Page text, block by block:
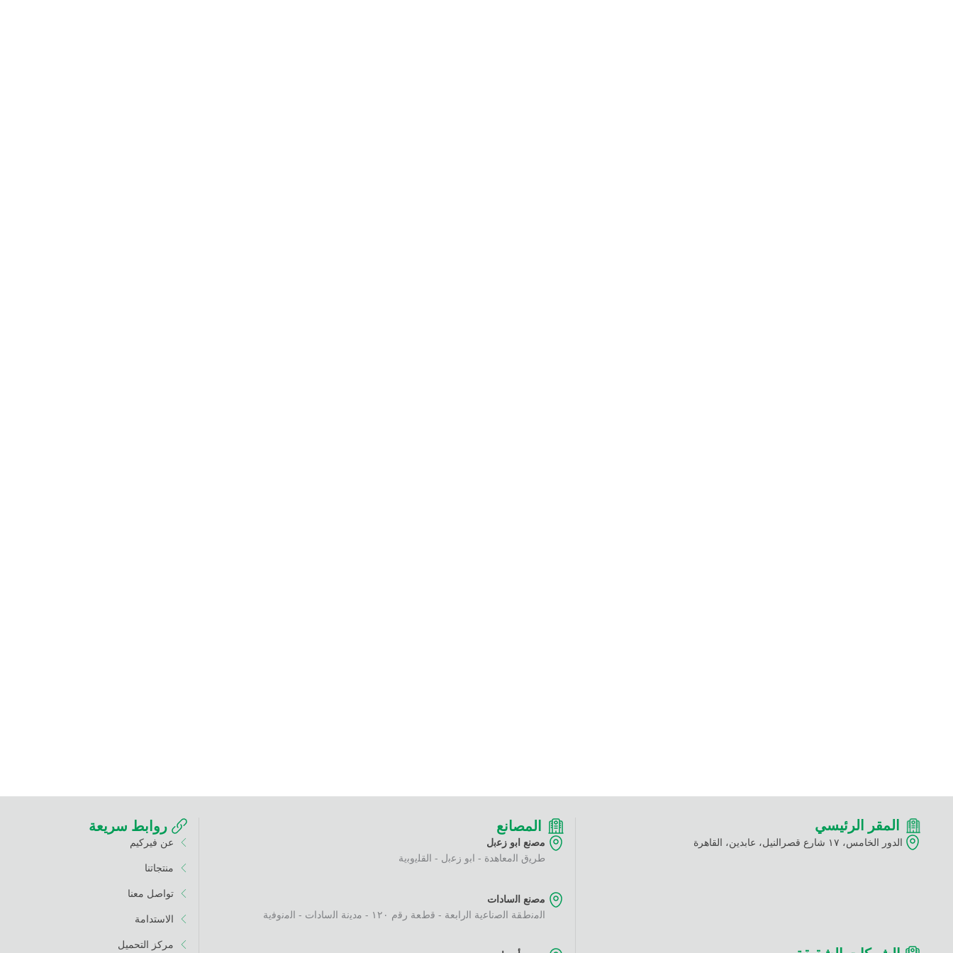
المقر الرئيسي
الدور الخامس، ١٧ شارع قصرالنيل، عابدين، القاهرة
المصانع
ﻣﺻﻧﻊ اﺑو زﻋﺑل
طرﯾق اﻟﻣﻌﺎھدة - اﺑو زﻋﺑل - اﻟﻘﻠﯾوﺑﯾﺔ
ﻣﺻﻧﻊ اﻟﺳﺎدات
اﻟﻣﻧطﻘﺔ اﻟﺻﻧﺎﻋﯾﺔ اﻟراﺑﻌﺔ - ﻗطﻌﺔ رﻗم ١٢٠ - ﻣدﯾﻧﺔ اﻟﺳﺎدات - اﻟﻣﻧوﻓﯾﺔ
روابط سريعة
عن فيركيم
منتجاتنا
تواصل معنا
الاستدامة
مركز التحميل